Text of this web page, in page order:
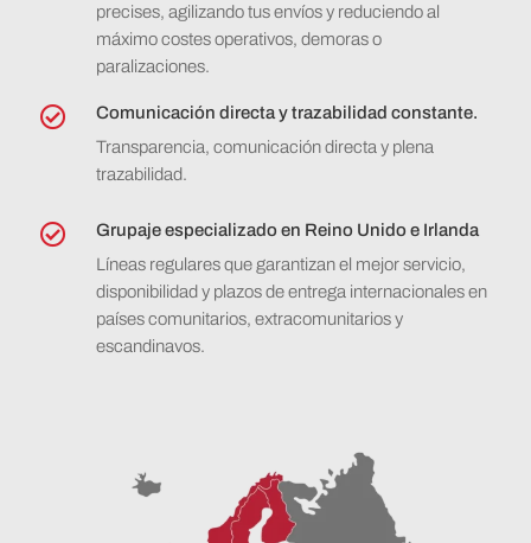
precises, agilizando tus envíos y reduciendo al
máximo costes operativos, demoras o
paralizaciones.

Comunicación directa y trazabilidad constante.
Transparencia, comunicación directa y plena
trazabilidad.

Grupaje especializado en Reino Unido e Irlanda
Líneas regulares que garantizan el mejor servicio,
disponibilidad y plazos de entrega internacionales en
países comunitarios, extracomunitarios y
escandinavos.